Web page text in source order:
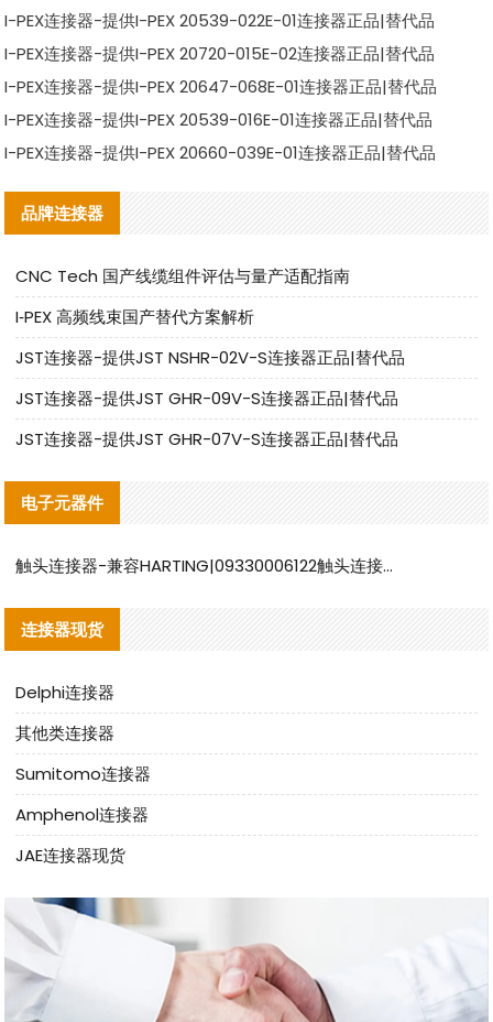
I-PEX连接器-提供I-PEX 20539-022E-01连接器正品|替代品
I-PEX连接器-提供I-PEX 20720-015E-02连接器正品|替代品
I-PEX连接器-提供I-PEX 20647-068E-01连接器正品|替代品
I-PEX连接器-提供I-PEX 20539-016E-01连接器正品|替代品
I-PEX连接器-提供I-PEX 20660-039E-01连接器正品|替代品
品牌连接器
CNC Tech 国产线缆组件评估与量产适配指南
I‑PEX 高频线束国产替代方案解析
JST连接器-提供JST NSHR-02V-S连接器正品|替代品
JST连接器-提供JST GHR-09V-S连接器正品|替代品
JST连接器-提供JST GHR-07V-S连接器正品|替代品
电子元器件
触头连接器-兼容HARTING|09330006122触头连接器替代品说明
连接器现货
Delphi连接器
其他类连接器
Sumitomo连接器
Amphenol连接器
JAE连接器现货